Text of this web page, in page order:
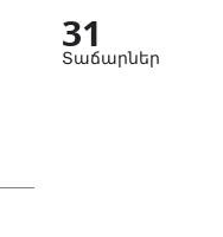
31
Տաճարներ